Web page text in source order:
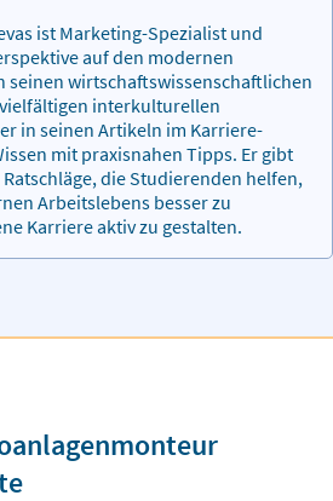
ist Marketing-Spezialist und
auf den modernen
seinen wirtschaftswissenschaftlichen
interkulturellen
in seinen Artikeln im Karriere-
mit praxisnahen Tipps. Er gibt
die Studierenden helfen,
Arbeitslebens besser zu
Karriere aktiv zu gestalten.